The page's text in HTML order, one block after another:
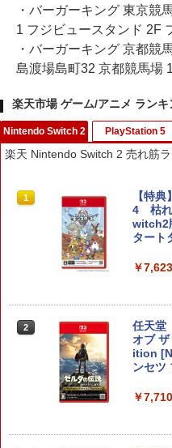
・バーガーキング 東京競
1 フジビュースタンド 2F
・バーガーキング 京都競
島渡場島町32 京都競馬場
楽天市場 ゲーム/アニメ ランキ
Nintendo Switch 2
楽天 Nintendo Switch 2 売れ筋
1
【特
4 枯れ
witch2
タート
￥7,623
2
任天堂
オブ
ition
ンセツ
￥7,710
PlayStation 5